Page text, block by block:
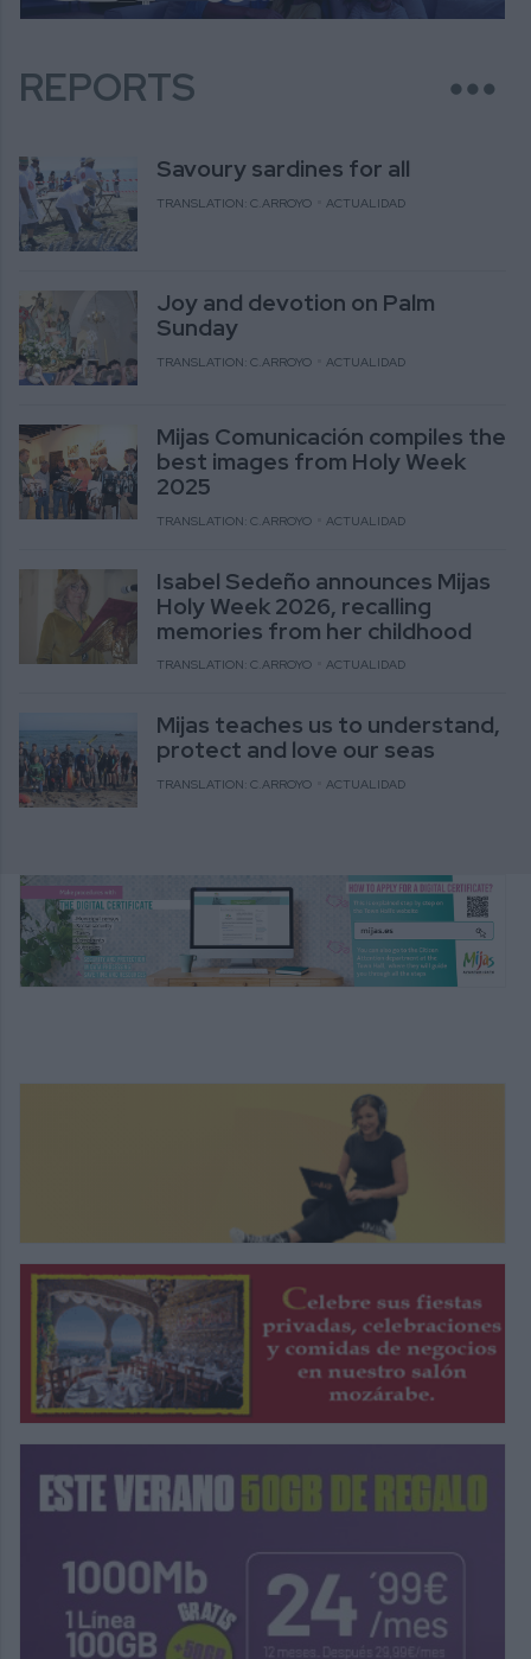
REPORTS more_horiz
Savoury sardines for all
TRANSLATION: C.ARROYO ACTUALIDAD
Joy and devotion on Palm
Sunday
TRANSLATION: C.ARROYO ACTUALIDAD
Mijas Comunicación compiles the
best images from Holy Week
2025
TRANSLATION: C.ARROYO ACTUALIDAD
Isabel Sedeño announces Mijas
Holy Week 2026, recalling
memories from her childhood
TRANSLATION: C.ARROYO ACTUALIDAD
Mijas teaches us to understand,
protect and love our seas
TRANSLATION: C.ARROYO ACTUALIDAD